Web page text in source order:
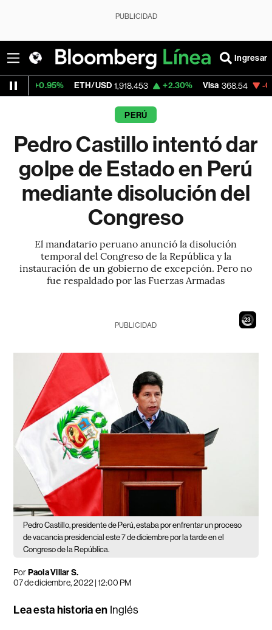
PUBLICIDAD
Ingresar
1,918.453 +2.30% Visa 368.54 -0.28%
PERÚ
Pedro Castillo intentó dar
golpe de Estado en Perú
mediante disolución del
Congreso
El mandatario peruano anunció la disolución
temporal del Congreso de la República y la
instauración de un gobierno de excepción. Pero no
fue respaldado por las Fuerzas Armadas
21
PUBLICIDAD
Pedro Castillo, presidente de Perú, estaba por enfrentar un proceso
de vacancia presidencial este 7 de diciembre por la tarde en el
Congreso de la República.
PorPaola Villar S.
07 de diciembre, 2022 | 12:00 PM
Lea esta historia en Inglés